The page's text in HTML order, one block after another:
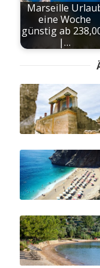
Marseille
eine Woche
günstig ab
|…